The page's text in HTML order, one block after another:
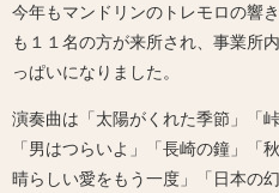
今年もマンドリンのトレモロの響
も１１名の方が来所され、事業所
っぱいになりました。
演奏曲は「太陽がくれた季節」「
「男はつらいよ」「長崎の鐘」「
晴らしい愛をもう一度」「日本の